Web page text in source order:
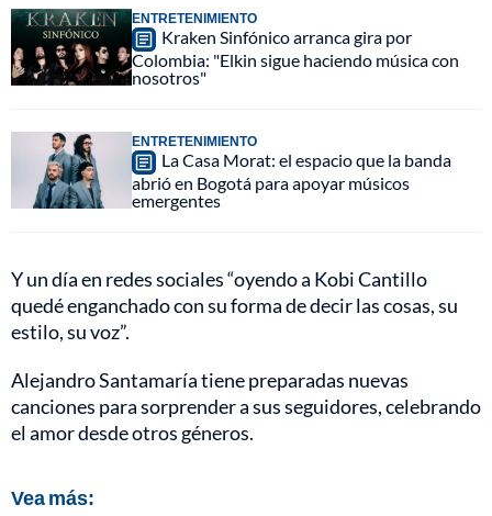
ENTRETENIMIENTO
Kraken Sinfónico arranca gira por
Colombia: "Elkin sigue haciendo música con
nosotros"
ENTRETENIMIENTO
La Casa Morat: el espacio que la banda
abrió en Bogotá para apoyar músicos
emergentes
Y un día en redes sociales “oyendo a Kobi Cantillo
quedé enganchado con su forma de decir las cosas, su
estilo, su voz”.
Alejandro Santamaría tiene preparadas nuevas
canciones para sorprender a sus seguidores, celebrando
el amor desde otros géneros.
Vea más: